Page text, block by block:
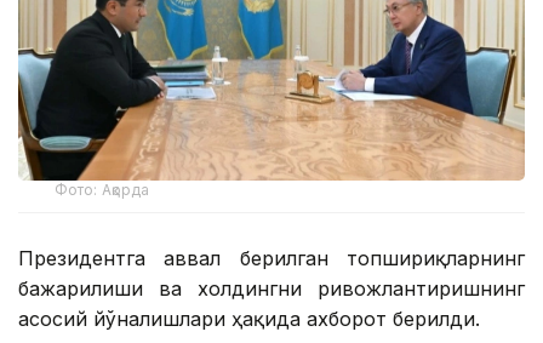
Фото: Ақорда
Президентга аввал берилган топшириқларнинг
бажарилиши ва холдингни ривожлантиришнинг
асосий йўналишлари ҳақида ахборот берилди.